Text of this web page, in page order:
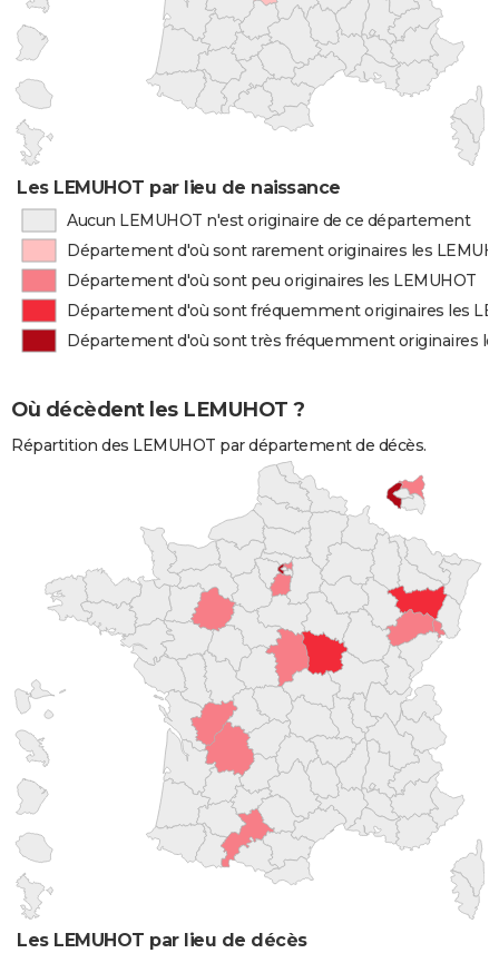
Les LEMUHOT par lieu de naissance
Aucun LEMUHOT n'est originaire de ce département
Département d'où sont rarement originaires les
Département d'où sont peu originaires les LEMUHOT
Département d'où sont fréquemment originaires les
Département d'où sont très fréquemment originaires
Où décèdent les LEMUHOT ?
Répartition des LEMUHOT par département de décès.
Les LEMUHOT par lieu de décès